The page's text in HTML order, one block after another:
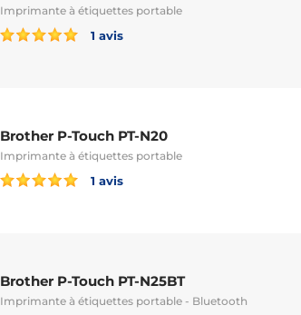
Imprimante à étiquettes portable
1 avis
Brother P-Touch PT-N20
Imprimante à étiquettes portable
1 avis
Brother P-Touch PT-N25BT
Imprimante à étiquettes portable - Bluetooth